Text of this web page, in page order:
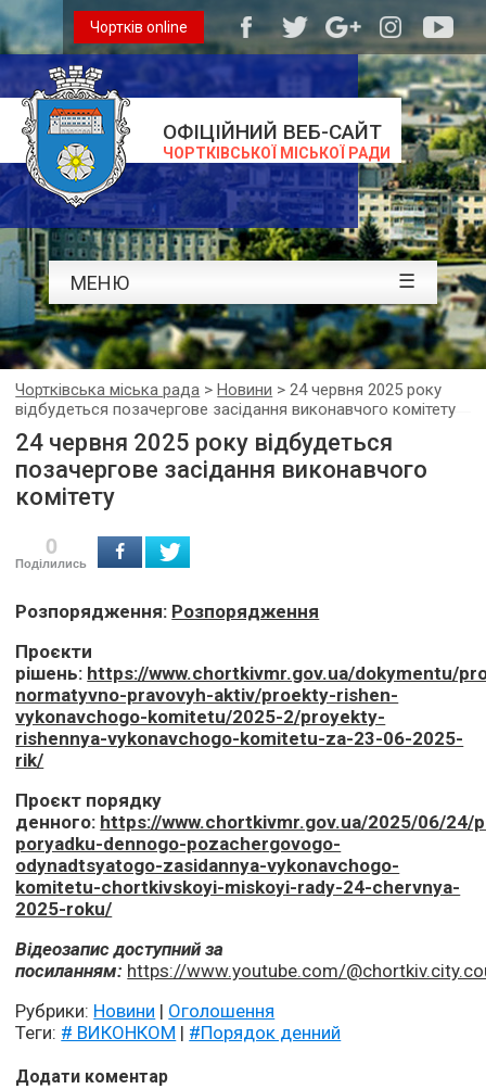
ОФІЦІЙНИЙ ВЕБ-САЙТ
ЧОРТКІВСЬКОЇ МІСЬКОЇ РАДИ
Чортків online
МЕНЮ ☰
Чортківська міська рада >Новини >24 червня 2025 року
відбудеться позачергове засідання виконавчого комітету
24 червня 2025 року відбудеться
позачергове засідання виконавчого
комітету
0
Поділились
Розпорядження: Розпорядження
Проєкти
рішень: https://www.chortkivmr.gov.ua/dokymentu/
normatyvno-pravovyh-aktiv/proekty-rishen-
vykonavchogo-komitetu/2025-2/proyekty-
rishennya-vykonavchogo-komitetu-za-23-06-2025-
rik/
Проєкт порядку
денного: https://www.chortkivmr.gov.ua/2025/06/24/
poryadku-dennogo-pozachergovogo-
odynadtsyatogo-zasidannya-vykonavchogo-
komitetu-chortkivskoyi-miskoyi-rady-24-chervnya-
2025-roku/
Відеозапис доступний за
посиланням: https://www.youtube.com/
Рубрики: Новини | Оголошення
Теги: # ВИКОНКОМ | #Порядок денний
Додати коментар